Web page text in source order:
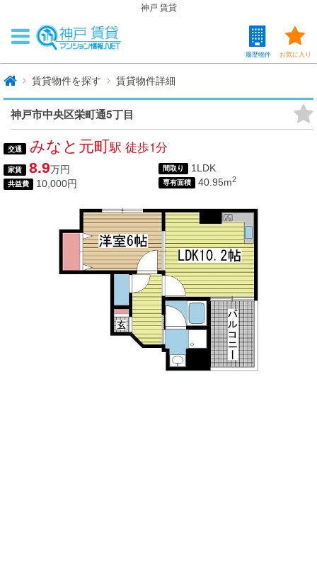
神戸 賃貸
お気に入り
履歴物件
賃貸物件を探す 賃貸物件詳細
神戸市中央区栄町通5丁目
交通 みなと元町駅 徒歩1分
家賃 8.9万円
共益費 10,000円
間取り 1LDK
専有面積 40.95m2